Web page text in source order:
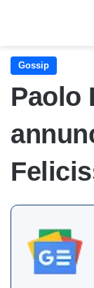
Gossip
Paolo